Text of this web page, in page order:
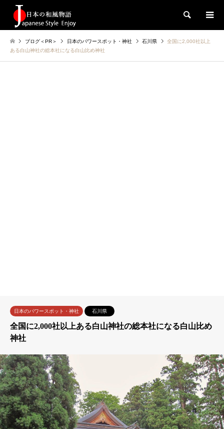
検索
ブログ＜PR＞ 日本のパワースポット・神社 石川県
全国に2,000社以上
ある白山神社の総本社になる白山比め神社
日本のパワースポット・神社 石川県
全国に2,000社以上ある白山神社の総本社になる白山比め
神社